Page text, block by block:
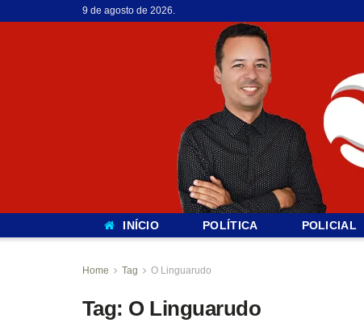
9 de agosto de 2026.
INÍCIO POLÍTICA POLICIAL
Home Tag O Linguarudo
Tag: O Linguarudo